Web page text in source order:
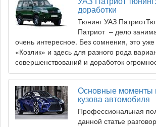
доработки
Тюнинг УАЗ
Патриот – дело
очень интересное. Без сомнения, это
«Козлик» и здесь для разного рода
совершенствований и доработок
Основные моменты
кузова автомобиля
Профессиональная
данной статье